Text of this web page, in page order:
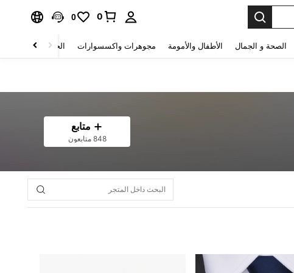
0
0
الصحة و الجمال الأطفال والأمومة مجوهرات واكسسوارات الحقائب والأمتعة
متابع
848 متابعون